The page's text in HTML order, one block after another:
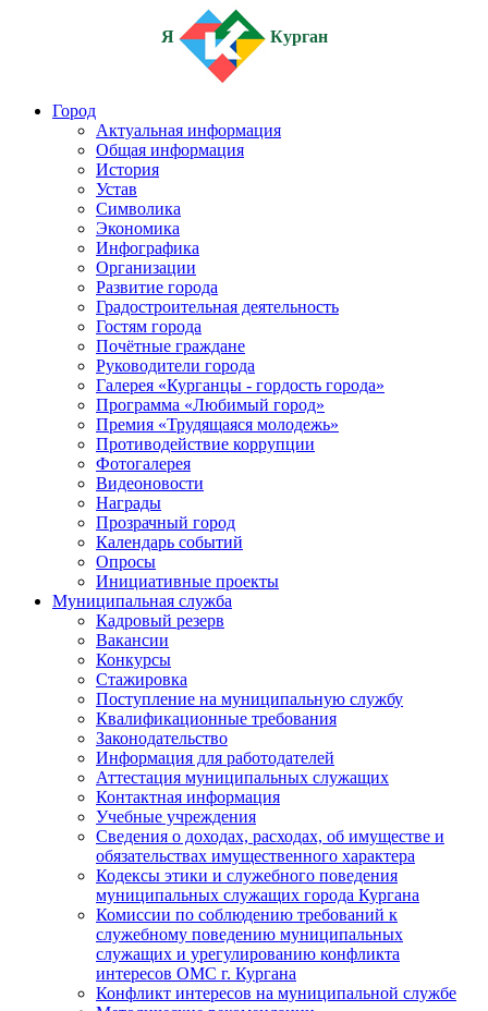
Я Курган
Город
Актуальная информация
Общая информация
История
Устав
Символика
Экономика
Инфографика
Организации
Развитие города
Градостроительная деятельность
Гостям города
Почётные граждане
Руководители города
Галерея «Курганцы - гордость города»
Программа «Любимый город»
Премия «Трудящаяся молодежь»
Противодействие коррупции
Фотогалерея
Видеоновости
Награды
Прозрачный город
Календарь событий
Опросы
Инициативные проекты
Муниципальная служба
Кадровый резерв
Вакансии
Конкурсы
Стажировка
Поступление на муниципальную службу
Квалификационные требования
Законодательство
Информация для работодателей
Аттестация муниципальных служащих
Контактная информация
Учебные учреждения
Сведения о доходах, расходах, об имуществе и
обязательствах имущественного характера
Кодексы этики и служебного поведения
муниципальных служащих города Кургана
Комиссии по соблюдению требований к
служебному поведению муниципальных
служащих и урегулированию конфликта
интересов ОМС г. Кургана
Конфликт интересов на муниципальной службе